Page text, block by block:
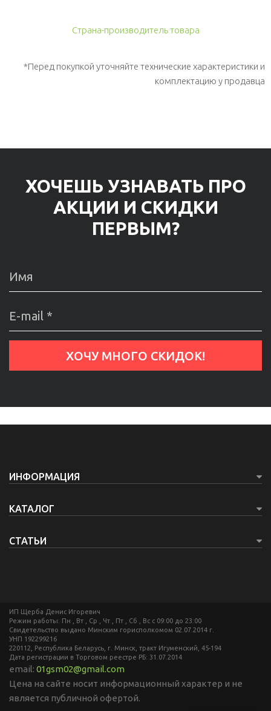
Страна-производитель товара
*Перед покупкой уточняйте технические характеристики и
комплектацию у продавца
ХОЧЕШЬ УЗНАВАТЬ ПРО
АКЦИИ И СКИДКИ
ПЕРВЫМ?
ИНФОРМАЦИЯ
КАТАЛОГ
СТАТЬИ
ИП Щерба Денис Игоревич
Режим работы: Пн , Вт , Ср , Чт , Пт , Сб , Вс c 09:00 до 23:00
Свидетельство выдано Минским горисполкомом 02.07.2014 г.
УНП 192299216
220112, Республика Беларусь, г. Минск, тракт Игуменский, 45-194
Дата регистрации в Торговом реестре РБ: 31.07.2014
email: 01gsm02@gmail.com
Цена на сайте носит информационный характер и не
является публичной офертой.